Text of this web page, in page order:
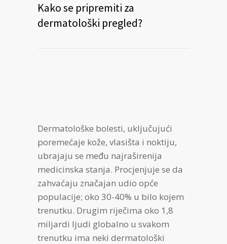
Kako se pripremiti za
dermatološki pregled?
Dermatološke bolesti, uključujući
poremećaje kože, vlasišta i noktiju,
ubrajaju se među najraširenija
medicinska stanja. Procjenjuje se da
zahvaćaju značajan udio opće
populacije; oko 30-40% u bilo kojem
trenutku. Drugim riječima oko 1,8
miljardi ljudi globalno u svakom
trenutku ima neki dermatološki